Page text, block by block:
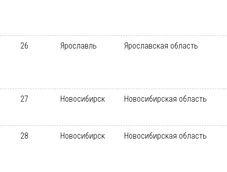
26 Ярославль Ярославская область
27 Новосибирск Новосибирская область
28 Новосибирск Новосибирская область